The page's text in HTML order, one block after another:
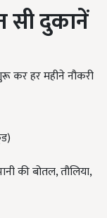
सी दुकानें
कर हर महीने नौकरी
की बोतल, तौलिया,